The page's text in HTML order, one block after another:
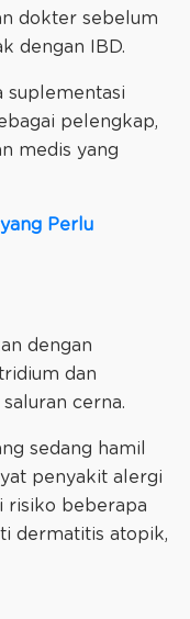
dokter sebelum
dengan IBD.
suplementasi
pelengkap,
medis yang
Perlu
dengan
dan
cerna.
sedang hamil
penyakit alergi
risiko beberapa
dermatitis atopik,